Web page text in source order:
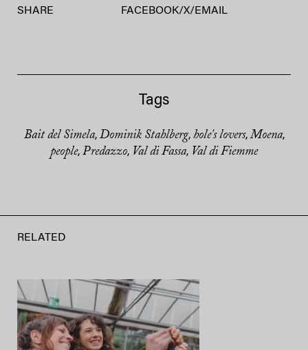
SHARE FACEBOOK/X/ EMAIL
Tags
Bait del Simela, Dominik Stahlberg, hole's lovers, Moena,
people, Predazzo, Val di Fassa, Val di Fiemme
RELATED